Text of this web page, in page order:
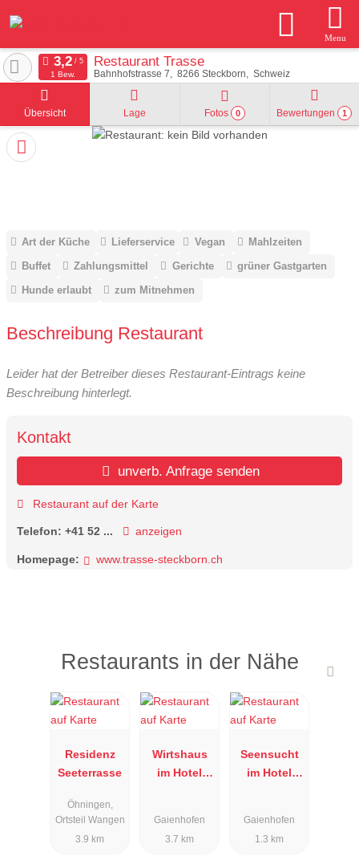
Menu
Restaurant Trasse
Bahnhofstrasse 7 8266 Steckborn Schweiz
1 Bew.
Übersicht Lage Fotos 0 Bewertungen 1
Art der Küche Lieferservice Vegan
Mahlzeiten
Buffet
Zahlungsmittel Gerichte
grüner Gastgarten
Hunde erlaubt
zum Mitnehmen
Beschreibung Restaurant
Leider hat der Betreiber dieses Restaurant-Eintrags keine
Beschreibung hinterlegt.
Kontakt
unverb. Anfrage senden
Restaurant auf der Karte
Telefon: +41 52 ... anzeigen
Homepage: www.trasse-steckborn.ch
Restaurants in der Nähe
Residenz
Seeterrasse
Öhningen,
Ortsteil Wangen
3.9 km
Wirtshaus
im Hotel
Gaienhofen
3.7 km
Seensucht
im Hotel
Gaienhofen
1.3 km